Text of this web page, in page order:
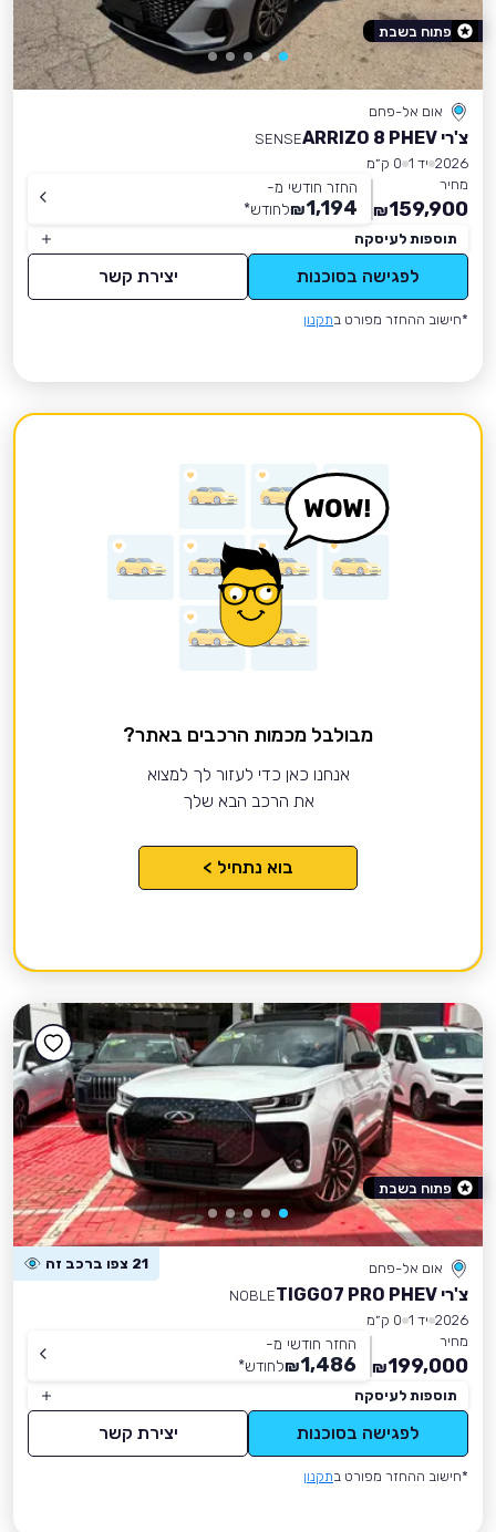
אום אל-פחם
צ'רי ARRIZO 8 PHEV
SENSE
2026 יד 1
0 ק״מ
מחיר
159,900
₪
החזר חודשי מ-
1,194
₪לחודש*
תוספות לעיסקה
לפגישה בסוכנות יצירת קשר
*חישוב ההחזר מפורט בתקנון
פתוח בשבת
מבולבל מכמות הרכבים באתר?
אנחנו כאן כדי לעזור לך למצוא
את הרכב הבא שלך
בוא נתחיל >
אום אל-פחם 21 צפו ברכב זה
צ'רי TIGGO7 PRO PHEV
NOBLE
2026 יד 1
0 ק״מ
מחיר
199,000
₪
החזר חודשי מ-
1,486
₪לחודש*
תוספות לעיסקה
לפגישה בסוכנות יצירת קשר
*חישוב ההחזר מפורט בתקנון
פתוח בשבת